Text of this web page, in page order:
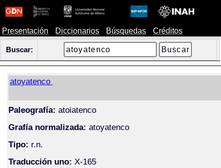
Presentación Diccionarios Búsquedas Créditos
Buscar:
atoyatenco
Paleografía: atoiatenco
Grafía normalizada: atoyatenco
Tipo: r.n.
Traducción uno: X-165